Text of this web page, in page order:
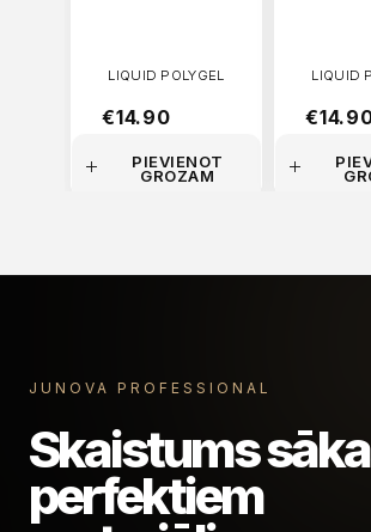
PIEVIENOT
GROZAM
LIQUID POLYGEL
€14.90
LIQUID
€
JUNOVA PROFESSIONAL
Skaistums
perfektiem